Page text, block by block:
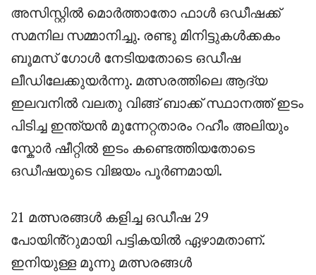
അസിസ്റ്റിൽ മൊർത്താതോ ഫാൾ ഒഡീഷക്ക്
സമനില സമ്മാനിച്ചു. രണ്ടു മിനിട്ടുകൾക്കകം
ബൂമസ് ഗോൾ നേടിയതോടെ ഒഡീഷ
ലീഡിലേക്കുയർന്നു. മത്സരത്തിലെ ആദ്യ
ഇലവനിൽ വലതു വിങ്ങ് ബാക്ക് സ്ഥാനത്ത് ഇടം
പിടിച്ച ഇന്ത്യൻ മുന്നേറ്റതാരം റഹീം അലിയും
സ്കോർ ഷീറ്റിൽ ഇടം കണ്ടെത്തിയതോടെ
ഒഡീഷയുടെ വിജയം പൂർണമായി.
21 മത്സരങ്ങൾ കളിച്ച ഒഡീഷ 29
പോയിൻ്റുമായി പട്ടികയിൽ ഏഴാമതാണ്.
ഇനിയുള്ള മൂന്നു മത്സരങ്ങൾ